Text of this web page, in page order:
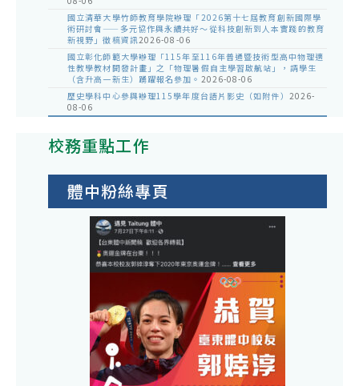
國立清華大學竹師教育學院辦理「2026第十七屆教育創新國際學
術研討會——多元協作與永續共好～從科技創新到人本實踐的教育
新視野」徵稿資訊2026-08-06
國立彰化師範大學辦理「115年至116年普通暨技術型高中物理適
性教學教材開發計畫」之「物理暑假自主學習啟航站」，請學生
（含升高一新生）踴躍報名參加。 2026-08-06
歷史學科中心參與辦理115學年度台語片影史（如附件） 2026-
08-06
校務重點工作
體中粉絲專頁